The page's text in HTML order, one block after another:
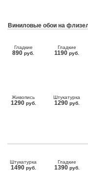
Виниловые обои на
Гладкие
890 руб.
Гладкие
1190 руб.
Живопись
1290 руб.
Штукатурка
1290 руб.
Штукатурка
1490 руб.
Гладкие
1390 руб.